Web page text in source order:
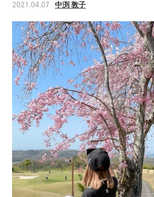
2021.04.07 中渕 敦子